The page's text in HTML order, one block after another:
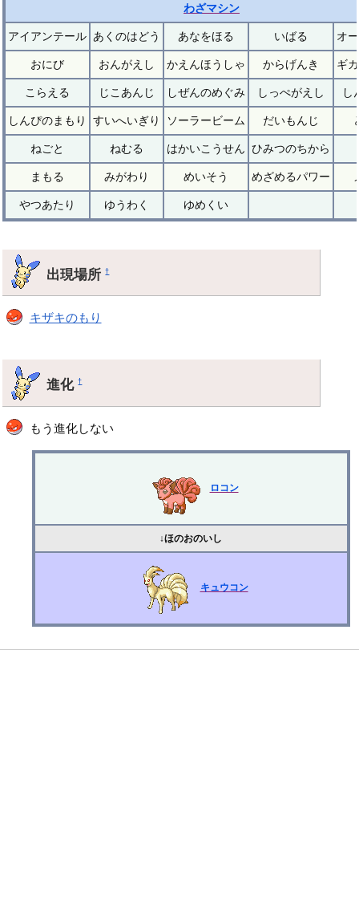
わざマシン
アイアンテール あくのはどう あなをほる いばる オ
おにび おんがえし かえんほうしゃ からげんき ギ
こらえる じこあんじ しぜんのめぐみ しっぺがえし し
しんぴのまもり すいへいぎり ソーラービーム だいもんじ
ねごと ねむる はかいこうせん ひみつのちから
まもる みがわり めいそう めざめるパワー
やつあたり ゆうわく ゆめくい
出現場所†
キザキのもり
進化†
もう進化しない
ロコン
↓ほのおのいし
キュウコン